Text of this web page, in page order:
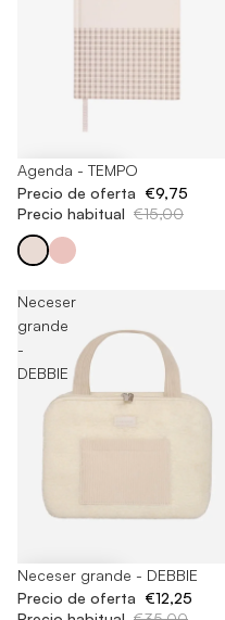
-35%
Agenda - TEMPO
Precio de oferta €9,75
Precio habitual €15,00
Neceser
grande
-
DEBBIE
-65%
Neceser grande - DEBBIE
Precio de oferta €12,25